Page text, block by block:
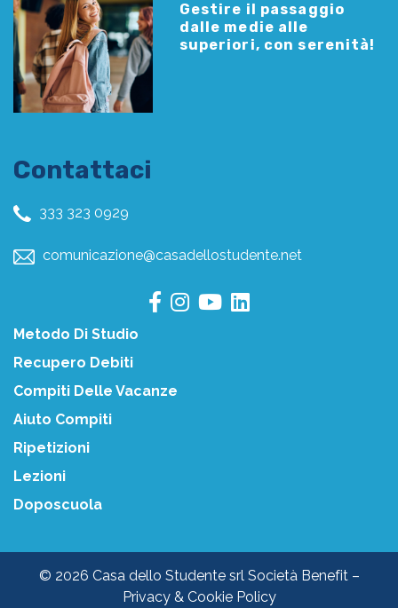
Gestire il passaggio
dalle medie alle
superiori, con serenità!
Contattaci
333 323 0929
comunicazione@casadellostudente.net
Metodo Di Studio
Recupero Debiti
Compiti Delle Vacanze
Aiuto Compiti
Ripetizioni
Lezioni
Doposcuola
© 2026 Casa dello Studente srl Società Benefit –
Privacy & Cookie Policy